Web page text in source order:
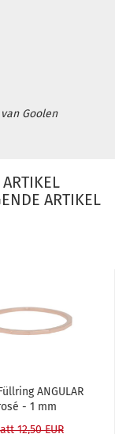
Goolen
ARTIKEL
AN­GU­LAR
- 1 mm
12,50 EUR